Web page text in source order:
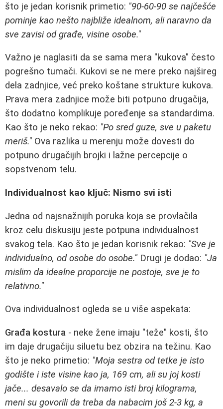
što je jedan korisnik primetio: "90-60-90 se najčešće
pominje kao nešto najbliže idealnom, ali naravno da
sve zavisi od građe, visine osobe."
Važno je naglasiti da se sama mera "kukova" često
pogrešno tumači. Kukovi se ne mere preko najšireg
dela zadnjice, već preko koštane strukture kukova.
Prava mera zadnjice može biti potpuno drugačija,
što dodatno komplikuje poređenje sa standardima.
Kao što je neko rekao: "Po sred guze, sve u paketu
meriš." Ova razlika u merenju može dovesti do
potpuno drugačijih brojki i lažne percepcije o
sopstvenom telu.
Individualnost kao ključ: Nismo svi isti
Jedna od najsnažnijih poruka koja se provlačila
kroz celu diskusiju jeste potpuna individualnost
svakog tela. Kao što je jedan korisnik rekao: "Sve je
individualno, od osobe do osobe." Drugi je dodao: "Ja
mislim da idealne proporcije ne postoje, sve je to
relativno."
Ova individualnost ogleda se u više aspekata:
Građa kostura - neke žene imaju "teže" kosti, što
im daje drugačiju siluetu bez obzira na težinu. Kao
što je neko primetio: "Moja sestra od tetke je isto
godište i iste visine kao ja, 169 cm, ali su joj kosti
jače... desavalo se da imamo isti broj kilograma,
meni su govorili da treba da nabacim još 2-3 kg, a